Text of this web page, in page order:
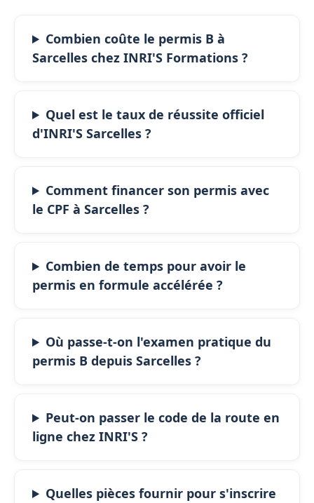
Combien coûte le permis B à
Sarcelles chez INRI'S Formations ?
Quel est le taux de réussite officiel
d'INRI'S Sarcelles ?
Comment financer son permis avec
le CPF à Sarcelles ?
Combien de temps pour avoir le
permis en formule accélérée ?
Où passe-t-on l'examen pratique du
permis B depuis Sarcelles ?
Peut-on passer le code de la route en
ligne chez INRI'S ?
Quelles pièces fournir pour s'inscrire